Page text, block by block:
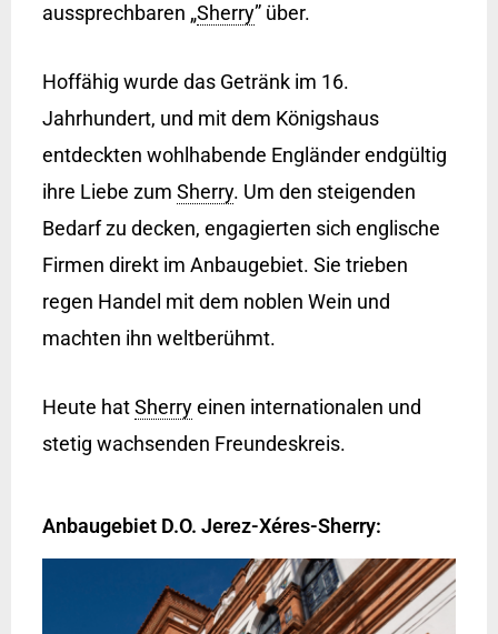
aussprechbaren „Sherry” über.
Hoffähig wurde das Getränk im 16.
Jahrhundert, und mit dem Königshaus
entdeckten wohlhabende Engländer endgültig
ihre Liebe zum Sherry. Um den steigenden
Bedarf zu decken, engagierten sich englische
Firmen direkt im Anbaugebiet. Sie trieben
regen Handel mit dem noblen Wein und
machten ihn weltberühmt.
Heute hatSherryeinen internationalen und
stetig wachsenden Freundeskreis.
Anbaugebiet D.O. Jerez-Xéres-Sherry: